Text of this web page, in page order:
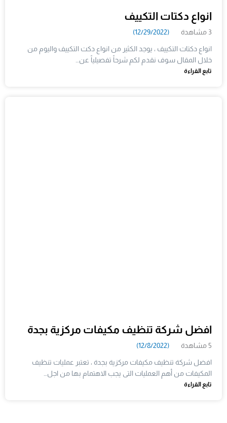
انواع دكتات التكييف
3 مشاهدة (12/29/2022)
انواع دكتات التكييف ، يوجد الكثير من انواع دكت التكييف واليوم من
خلال المقال سوف نقدم لكم شرحاً تفصيلياً عن…
تابع القراءة
افضل شركة تنظيف مكيفات مركزية بجدة
5 مشاهدة (12/8/2022)
افضل شركة تنظيف مكيفات مركزية بجدة ، تعتبر عمليات تنظيف
المكيفات من أهم العمليات التى يجب الاهتمام بها من اجل…
تابع القراءة